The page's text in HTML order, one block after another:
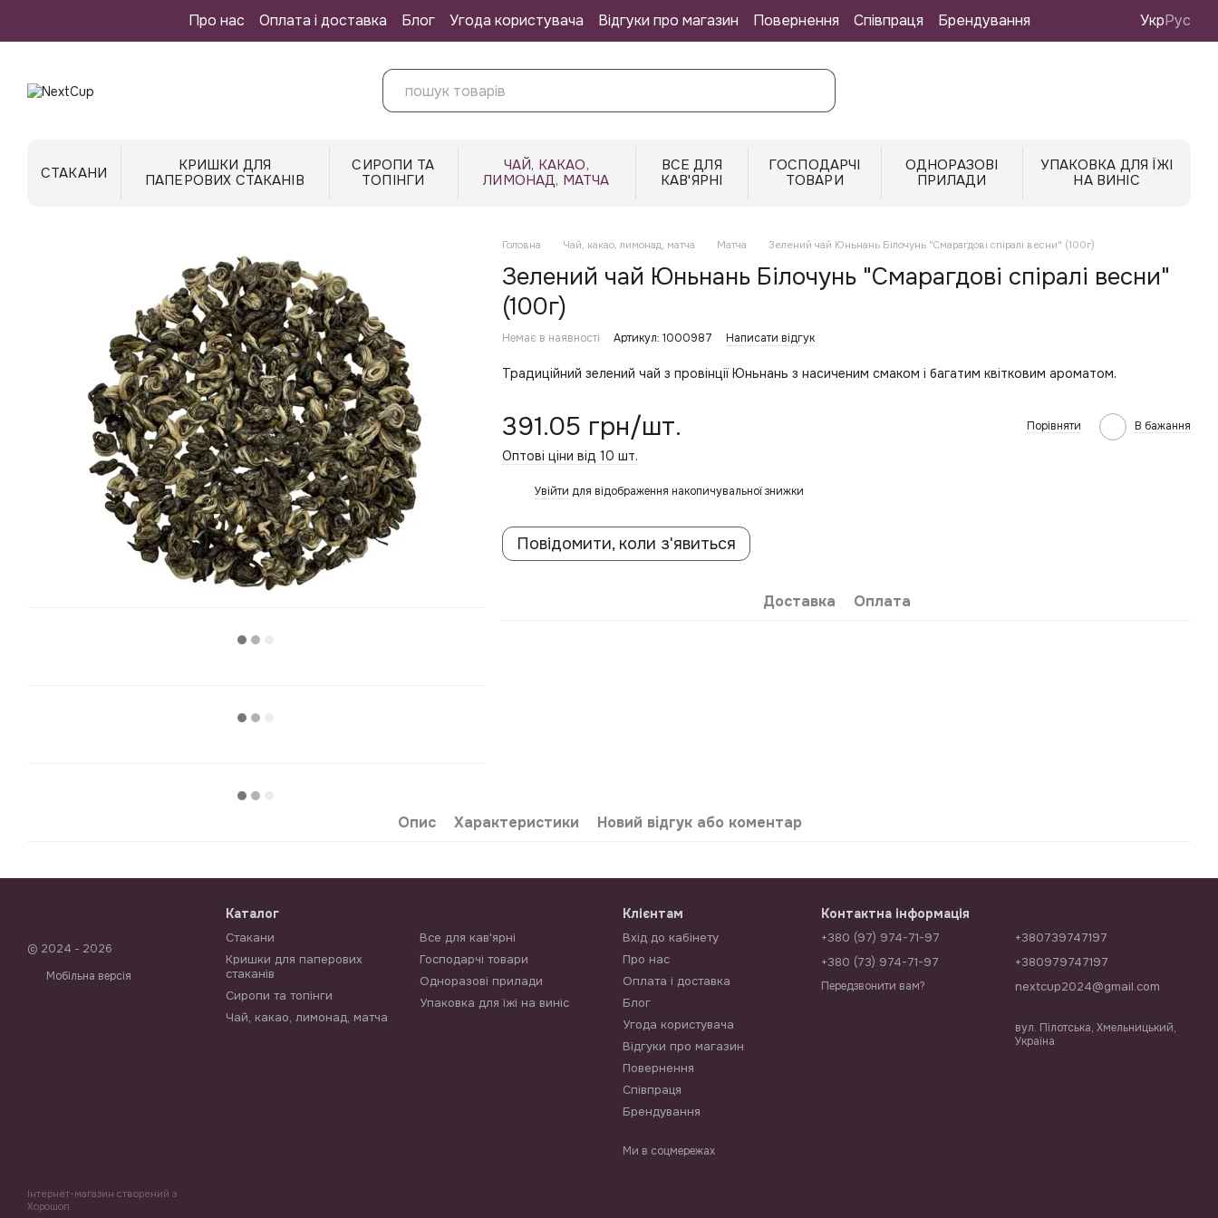
Перейти до основного контентуПро нас Оплата і доставка Блог Угода користувача Відгуки про магазин Повернення Співпраця Брендування УкрРус
СТАКАНИ
КРИШКИ ДЛЯ
ПАПЕРОВИХ СТАКАНІВ
СИРОПИ ТА
ТОПІНГИ
ЧАЙ, КАКАО,
ЛИМОНАД, МАТЧА
ВСЕ ДЛЯ
КАВ'ЯРНІ
ГОСПОДАРЧІ
ТОВАРИ
ОДНОРАЗОВІ
ПРИЛАДИ
УПАКОВКА ДЛЯ ЇЖІ
НА ВИНІС
Головна Чай, какао, лимонад, матча Матча Зелений чай Юньнань Білочунь "Смарагдові спіралі весни" (100г)
Зелений чай Юньнань Білочунь "Смарагдові спіралі весни"
(100г)
Немає в наявності Артикул: 1000987 Написати відгук
Традиційний зелений чай з провінції Юньнань з насиченим смаком і багатим квітковим ароматом.
391.05 грн/шт. Порівняти В бажання
Оптові ціни від 10 шт.
Увійти для відображення накопичувальної знижки
Повідомити, коли з'явиться
Доставка Оплата
Опис Характеристики Новий відгук або коментар
© 2024 - 2026
Мобільна версія
Інтернет-магазин створений з
Хорошоп
Каталог
Стакани
Кришки для паперових
стаканів
Сиропи та топінги
Чай, какао, лимонад, матча
Все для кав'ярні
Господарчі товари
Одноразові прилади
Упаковка для їжі на виніс
Клієнтам
Вхід до кабінету
Про нас
Оплата і доставка
Блог
Угода користувача
Відгуки про магазин
Повернення
Співпраця
Брендування
Ми в соцмережах
Контактна інформація
+380 (97) 974-71-97
+380 (73) 974-71-97
Передзвонити вам?
+380739747197
+380979747197
nextcup2024@gmail.com
вул. Пілотська, Хмельницький,
Україна